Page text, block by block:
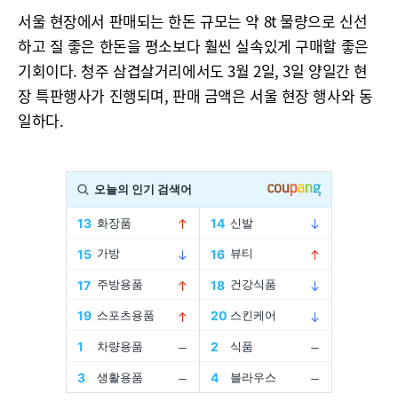
서울 현장에서 판매되는 한돈 규모는 약 8t 물량으로 신선
하고 질 좋은 한돈을 평소보다 훨씬 실속있게 구매할 좋은
기회이다. 청주 삼겹살거리에서도 3월 2일, 3일 양일간 현
장 특판행사가 진행되며, 판매 금액은 서울 현장 행사와 동
일하다.